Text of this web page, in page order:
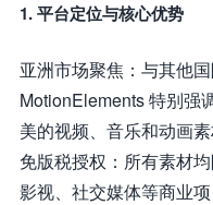
1. 平台定位与核心优势
亚洲市场聚焦：与其他
MotionElements 特别强
美的视频、音乐和动画素
免版税授权：所有素材
影视、社交媒体等商业